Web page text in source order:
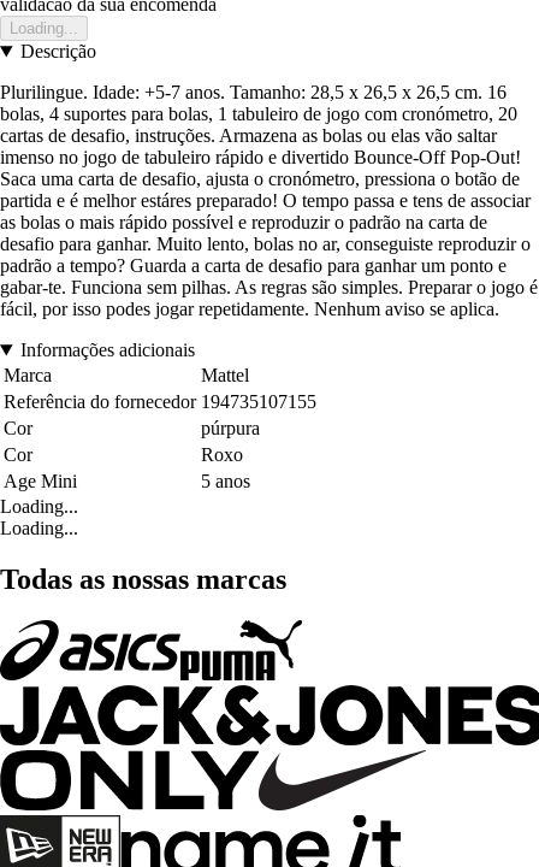
validacao da sua encomenda
Loading...
Descrição
Plurilingue. Idade: +5-7 anos. Tamanho: 28,5 x 26,5 x 26,5 cm. 16
bolas, 4 suportes para bolas, 1 tabuleiro de jogo com cronómetro, 20
cartas de desafio, instruções. Armazena as bolas ou elas vão saltar
imenso no jogo de tabuleiro rápido e divertido Bounce-Off Pop-Out!
Saca uma carta de desafio, ajusta o cronómetro, pressiona o botão de
partida e é melhor estáres preparado! O tempo passa e tens de associar
as bolas o mais rápido possível e reproduzir o padrão na carta de
desafio para ganhar. Muito lento, bolas no ar, conseguiste reproduzir o
padrão a tempo? Guarda a carta de desafio para ganhar um ponto e
gabar-te. Funciona sem pilhas. As regras são simples. Preparar o jogo é
fácil, por isso podes jogar repetidamente. Nenhum aviso se aplica.
Informações adicionais
Marca
Mattel
Referência do fornecedor 194735107155
Cor
púrpura
Cor
Roxo
Age Mini
5 anos
Loading...
Loading...
Todas as nossas marcas